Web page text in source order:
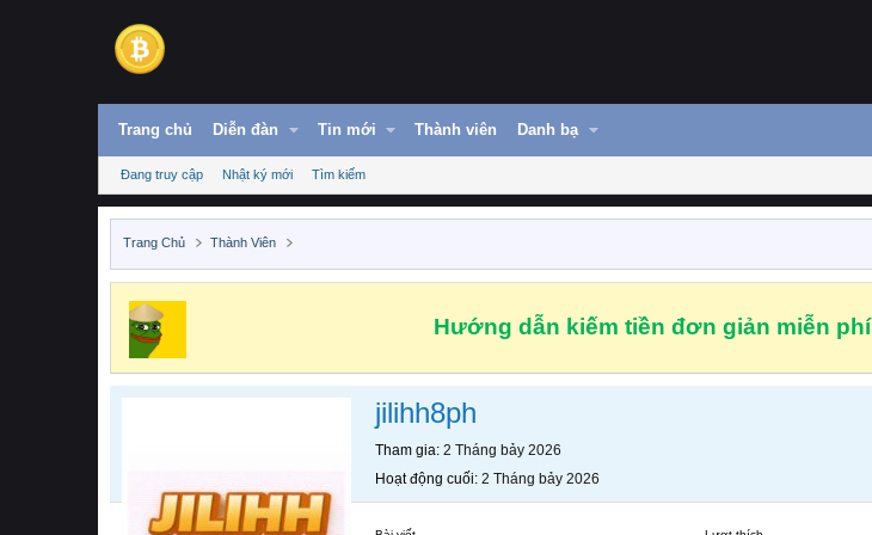
Trang chủ Diễn đàn Tin mới Thành viên Danh bạ
Đang truy cập Nhật ký mới Tìm kiếm
Trang Chủ Thành Viên
Hướng dẫn kiếm tiền đơn giản miễn phí
jilihh8ph
Tham gia 2 Tháng bảy 2026
Hoạt động cuối 2 Tháng bảy 2026